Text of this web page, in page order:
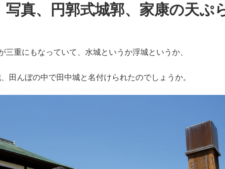
写真、円郭式城郭、家康の天ぷ
重にもなっていて、水城というか浮城というか、
田んぼの中で田中城と名付けられたのでしょうか。